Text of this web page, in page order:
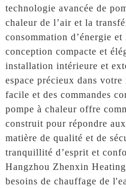
technologie avancée de
chaleur de l’air et la
consommation d’énergie
conception compacte et
installation intérieure et
espace précieux dans
facile et des commandes
pompe à chaleur offre
construit pour répondre
matière de qualité et de
tranquillité d’esprit et
Hangzhou Zhenxin
besoins de chauffage de